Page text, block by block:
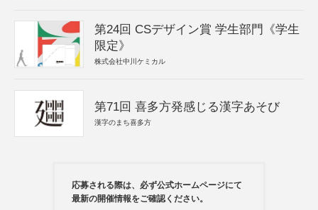
第24回 CSデザイン賞 学生部門《学生
限定》
株式会社中川ケミカル
第71回 喜多方発感じる漢字あそび
漢字のまち喜多方
応募される際は、必ず公式ホームページにて
最新の開催情報をご確認ください。